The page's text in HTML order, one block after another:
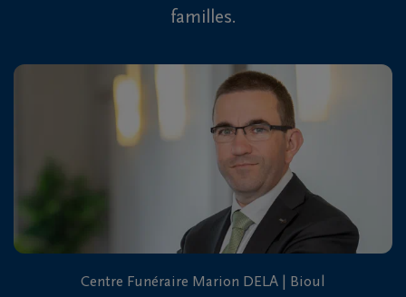
familles.
Centre Funéraire Marion DELA | Bioul